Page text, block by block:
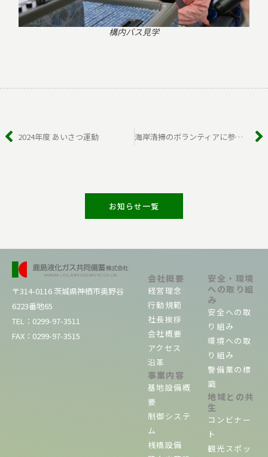
構内バス見学
2024年度 あいさつ運動 海岸清掃のボランティアに参加しました
お知らせ一覧
〒314-0116 茨城県神栖市奥野谷
6223番地65
TEL：0299-97-3511
FAX：0299-97-3515
会社概要
経営理念
行動規範
社長挨拶
会社概要
アクセス
沿革
事業内容
基地設備概
要
制御システ
ム
桟橋設備
安全・環境
への取り組
み
安全への取
り組み
環境への取
り組み
警備業の標
識
地域との共
生
コンビナー
ト
観光スポッ